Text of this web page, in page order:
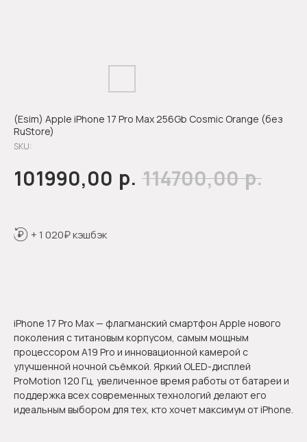
(Esim) Apple iPhone 17 Pro Max 256Gb Cosmic Orange (без
RuStore)
SKU:
101990,00 р. 114700,00 р.
+ 1 020₽ кэшбэк
iPhone 17 Pro Max — флагманский смартфон Apple нового
поколения с титановым корпусом, самым мощным
процессором A19 Pro и инновационной камерой с
улучшенной ночной съёмкой. Яркий OLED-дисплей
ProMotion 120 Гц, увеличенное время работы от батареи и
поддержка всех современных технологий делают его
идеальным выбором для тех, кто хочет максимум от iPhone.